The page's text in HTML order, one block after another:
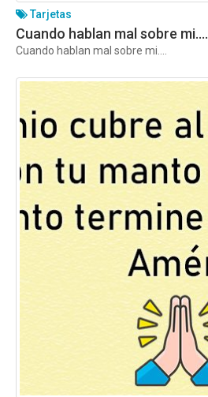
Tarjetas
Cuando hablan mal sobre mi….
Cuando hablan mal sobre mi….